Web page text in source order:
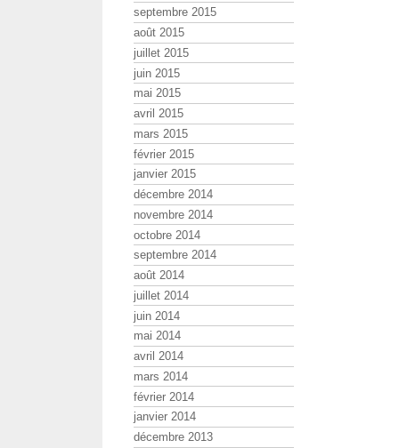
septembre 2015
août 2015
juillet 2015
juin 2015
mai 2015
avril 2015
mars 2015
février 2015
janvier 2015
décembre 2014
novembre 2014
octobre 2014
septembre 2014
août 2014
juillet 2014
juin 2014
mai 2014
avril 2014
mars 2014
février 2014
janvier 2014
décembre 2013